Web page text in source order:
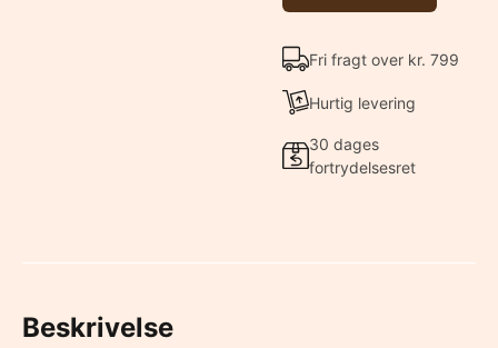
Fri fragt over kr. 799
Hurtig levering
30 dages
fortrydelsesret
Beskrivelse